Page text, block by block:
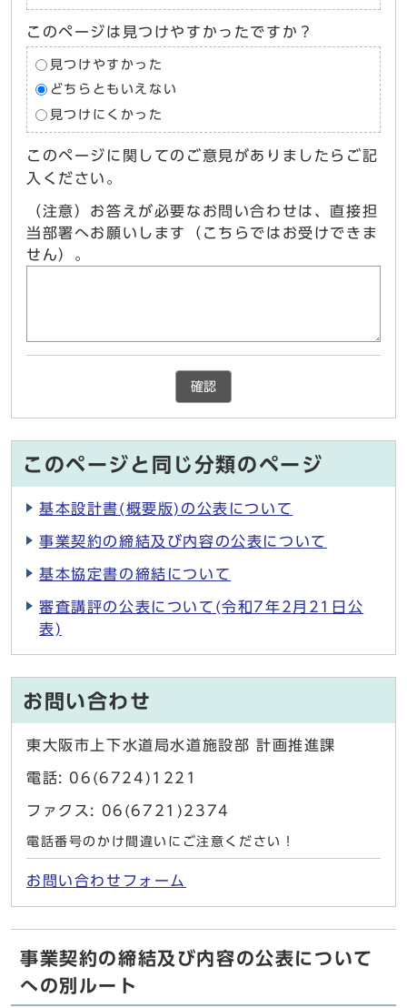
このページは見つけやすかったですか？
見つけやすかった
どちらともいえない
見つけにくかった
このページに関してのご意見がありましたらご記
入ください。
（注意）お答えが必要なお問い合わせは、直接担
当部署へお願いします（こちらではお受けできま
せん）。
確認
このページと同じ分類のページ
基本設計書(概要版)の公表について
事業契約の締結及び内容の公表について
基本協定書の締結について
審査講評の公表について(令和7年2月21日公
表)
お問い合わせ
東大阪市上下水道局水道施設部 計画推進課
電話: 06(6724)1221
ファクス: 06(6721)2374
電話番号のかけ間違いにご注意ください！
お問い合わせフォーム
事業契約の締結及び内容の公表について
への別ルート